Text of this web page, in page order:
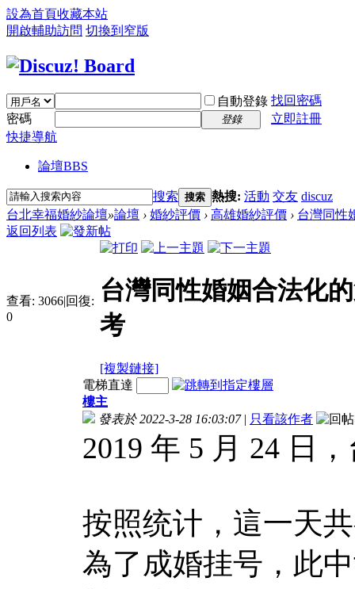
設為首頁收藏本站
開啟輔助訪問 切換到窄版
自動登錄 找回密碼
密碼
登錄
立即註冊
快捷導航
論壇BBS
搜索 搜索 熱搜: 活動 交友 discuz
台北幸福婚紗論壇»論壇 › 婚紗評價 › 高雄婚紗評價 › 台灣同性
返回列表
查看: 3066|回復:
0
台灣同性婚姻合法化
考
[複製鏈接]
電梯直達
樓主
發表於 2022-3-28 16:03:07 | 只看該作者
2019 年 5 月 24 日
按照统计，這一天
為了成婚挂号，此